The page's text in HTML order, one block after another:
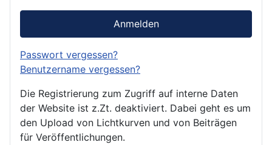
Anmelden
Passwort vergessen?
Benutzername vergessen?
Die Registrierung zum Zugriff auf interne Daten
der Website ist z.Zt. deaktiviert. Dabei geht es um
den Upload von Lichtkurven und von Beiträgen
für Veröffentlichungen.